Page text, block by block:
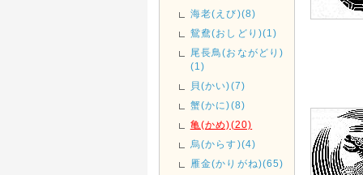
海老(えび)(8)
鴛鴦(おしどり)(1)
尾長鳥(おながどり)
(1)
貝(かい)(7)
蟹(かに)(8)
亀(かめ)(20)
烏(からす)(4)
雁金(かりがね)(65)